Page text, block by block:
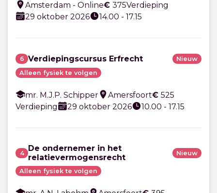
Amsterdam - Online€ 375Verdieping
29 oktober 2026
14.00 - 17.15
6 Verdiepingscursus Erfrecht
Nieuw
Alleen fysiek te volgen
mr. M.J.P. Schipper Amersfoort€ 525
Verdieping
29 oktober 2026 10.00 - 17.15
4
De ondernemer in het
relatievermogensrecht
Nieuw
Alleen fysiek te volgen